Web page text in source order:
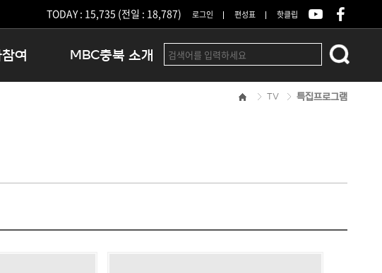
TODAY : 15,735 (전일 : 18,787) 로그인 편성표 핫클립
여 MBC충북 소개
결산공고
TV 특집프로그램